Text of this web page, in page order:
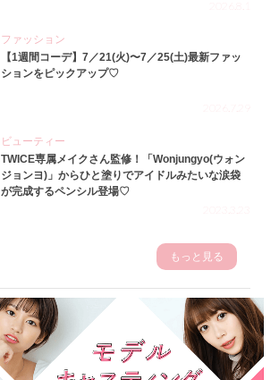
ファッション
【1週間コーデ】7／21(火)〜7／25(土)最新ファッ
ションをピックアップ♡
ビューティー
TWICE専属メイクさん監修！「Wonjungyo(ウォン
ジョンヨ)」からひと塗りでアイドルみたいな涙袋
が完成するペンシル登場♡
もっと見る